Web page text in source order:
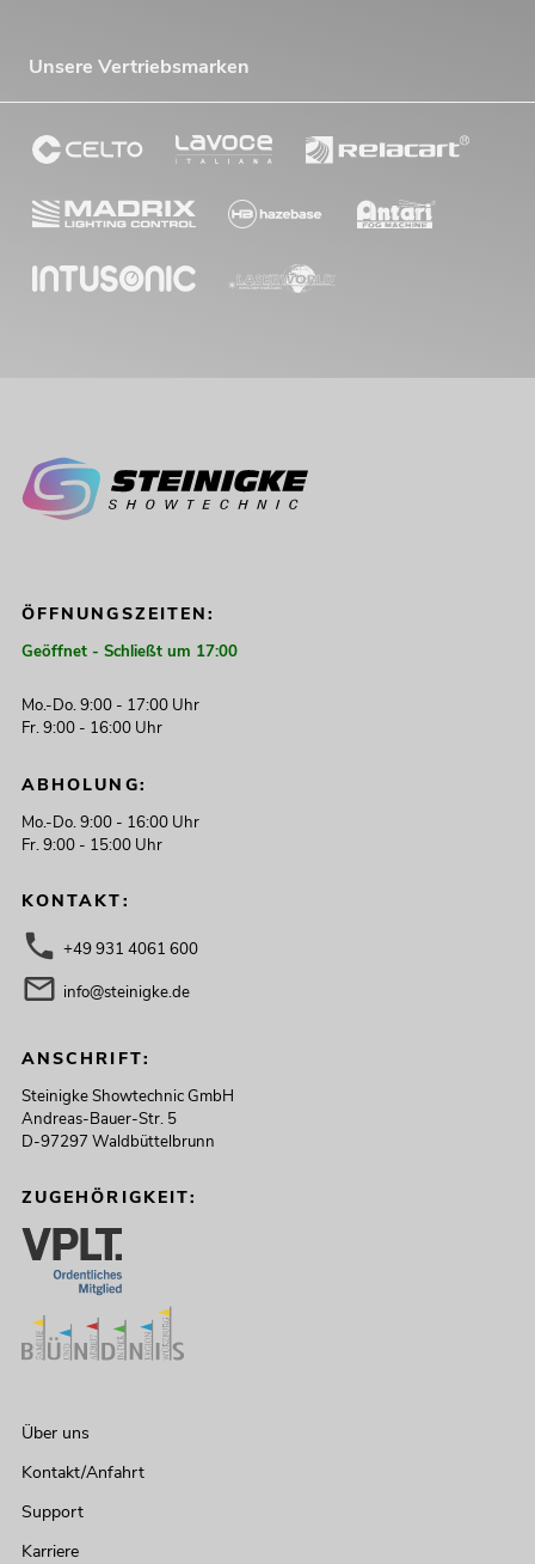
Unsere Vertriebsmarken
ÖFFNUNGSZEITEN:
Geöffnet - Schließt um 17:00
Mo.-Do. 9:00 - 17:00 Uhr
Fr. 9:00 - 16:00 Uhr
ABHOLUNG:
Mo.-Do. 9:00 - 16:00 Uhr
Fr. 9:00 - 15:00 Uhr
KONTAKT:
+49 931 4061 600
info@steinigke.de
ANSCHRIFT:
Steinigke Showtechnic GmbH
Andreas-Bauer-Str. 5
D-97297 Waldbüttelbrunn
ZUGEHÖRIGKEIT:
Über uns
Kontakt/Anfahrt
Support
Karriere